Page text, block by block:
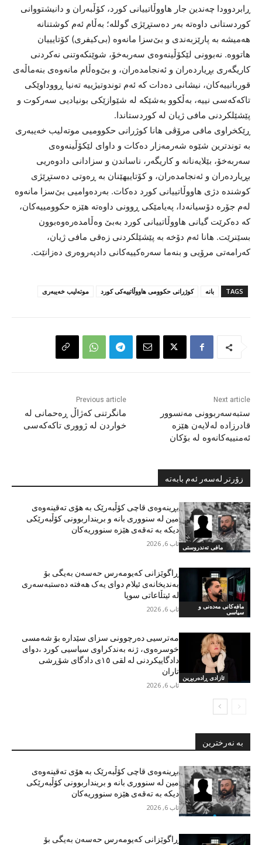
ڕابردوودا چەندین جار هاووڵاتییانی کورد، کۆڵبەران و دانیشتووانی
کوردستانی داوەتە بەر دەستڕێژی گوللە؛ بەڵام ئەم کوشتنانە
هەمیشە بە پارێزبەندی و بێ‌سزا مانەوە (بی‌کیفری) کۆتایییان
هاتووە. نەبوونی لێکۆڵینەوەی سەربەخۆ، شوێنکەوتنی نەکردنی
کاریگەری بڕیاردەران و ئەنجامدەران، و بێ‌وەڵام مانەوەی بنەماڵەی
قوربانییەکان، نیشانی دەدات کە ئەم توندوتیژییە تەنیا ڕووداوێکی
تاکەکەسی نییە، بەڵکوو بەشێکە لە شێوازێکی بونیادیی سەرکوت و
پێشێلکردنی مافی ژیان لە کوردستاندا.
ڕێکخراوی مافی مرۆڤی هانا کوژرانی حکوومیی موتەلیب خەیبەری
بە توندترین شێوە شەرمەزار دەکات و داوای لێکۆڵینەوەی
سەربەخۆ، بێلایەنانە و کاریگەر، ناساندن و سزادانی دادوەریی
بڕیاردەران و ئەنجامدەران، و کۆتاییهێنان بە ڕەوتی دەستڕێژی
کوشندە دژی هاووڵاتییانی کورد دەکات. بەردەوامیی بێ‌سزا مانەوە
لەم جۆرە دۆسیانەدا، پەیامێکی ڕوونی داوەتە هێزە حکوومییەکان،
کە دەکرێت گیانی هاووڵاتییانی کورد بەبێ وەڵامدەرەوەبوون
بسێنرێت. هانا ئەم دۆخە بە پێشێلکردنی زەقی مافی ژیان،
کەرامەتی مرۆیی و بنەما سەرەکییەکانی دادپەروەری دەزانێت.
TAGS بانە کوژرانی حکوومی هاووڵاتییەکی کورد موتەلیب خەیبەری
Previous article
مانگرتنی کەژاڵ ڕەحمانی لە
خواردن لە ژووری تاکەکەسی
Next article
ستبەسەربوونی مەنسوور
قادرزادە لەلایەن هێزە
ئەمنییەکانەوە لە بۆکان
زۆرتر لەسەر ئەم بابەتە
مافی تەندروستی
بڕینەوەی قاچی کۆڵبەرێک بە هۆی تەقینەوەی
مین لە سنووری بانە و برینداربوونی کۆڵبەرێکی
دیکە بە تەقەی هێزە سنووریەکان
ئاب 6, 2026
مافەکانی مەدەنی و
سیاسی
ڕاگوێزانی کەیومەرس حەسەن بەیگی بۆ
بەندیخانەی ئیلام دوای یەک هەفتە دەستبەسەری
لە ئیتڵاعاتی سوپا
ئاب 6, 2026
ئازادی ڕادەربڕین
مەترسیی دەرچوونی سزای سێدارە بۆ شەمسی
خوسرەوی، ژنە بەندکراوی سیاسیی کورد ،دوای
دادگاییکردنی لە لقی ١٥ی دادگای شۆڕشی
تاران
ئاب 6, 2026
بە نەرخترین
بڕینەوەی قاچی کۆڵبەرێک بە هۆی تەقینەوەی
مین لە سنووری بانە و برینداربوونی کۆڵبەرێکی
دیکە بە تەقەی هێزە سنووریەکان
ئاب 6, 2026
ڕاگوێزانی کەیومەرس حەسەن بەیگی بۆ